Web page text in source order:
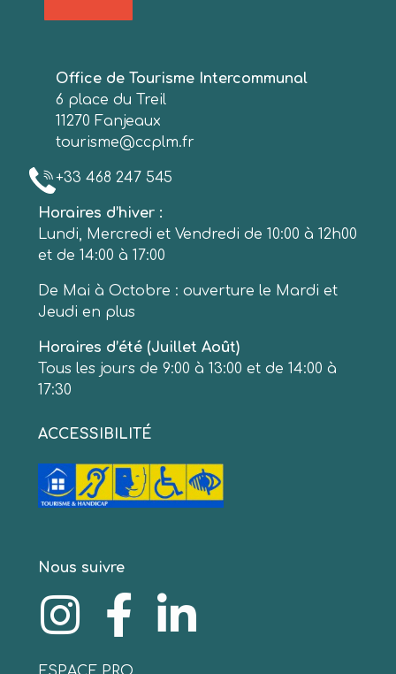
Office de Tourisme Intercommunal
6 place du Treil
11270 Fanjeaux
tourisme@ccplm.fr
+33 468 247 545
Horaires d’hiver :
Lundi, Mercredi et Vendredi de 10:00 à 12h00
et de 14:00 à 17:00
De Mai à Octobre : ouverture le Mardi et
Jeudi en plus
Horaires d’été (Juillet Août)
Tous les jours de 9:00 à 13:00 et de 14:00 à
17:30
ACCESSIBILITÉ
Nous suivre